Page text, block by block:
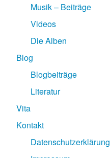
Musik – Beiträge
Videos
Die Alben
Blog
Blogbeiträge
Literatur
Vita
Kontakt
Datenschutzerklärung